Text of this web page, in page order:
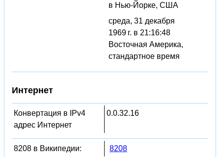
в Нью-Йорке, США
среда, 31 декабря
1969 г. в 21:16:48
Восточная Америка,
стандартное время
Интернет
Конвертация в IPv4
адрес Интернет
0.0.32.16
8208 в Википедии: 8208